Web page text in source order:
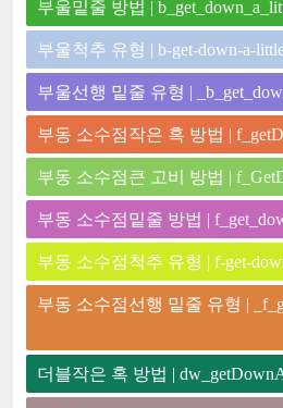
부울밑줄 방법 |
부울척추 유형 | b-get-down-a-
부울선행 밑줄 유형 |
부동 소수점작은 혹 방법 |
부동 소수점큰 고비 방법 |
부동 소수점밑줄 방법 |
부동 소수점척추 유형 | f-get-
부동 소수점선행 밑줄 유형 |
더블작은 혹 방법 |